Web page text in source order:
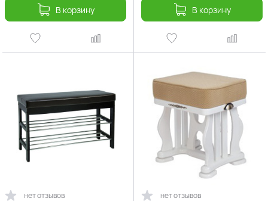
В корзину В корзину
нет отзывов нет отзывов